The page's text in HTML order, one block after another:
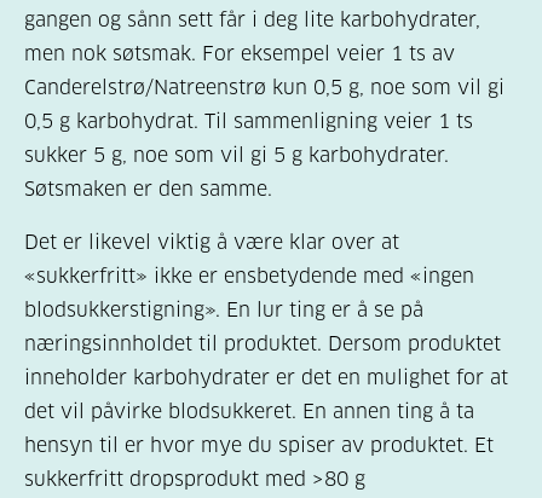
gangen og sånn sett får i deg lite karbohydrater,
men nok søtsmak. For eksempel veier 1 ts av
Canderelstrø/Natreenstrø kun 0,5 g, noe som vil gi
0,5 g karbohydrat. Til sammenligning veier 1 ts
sukker 5 g, noe som vil gi 5 g karbohydrater.
Søtsmaken er den samme.
Det er likevel viktig å være klar over at
«sukkerfritt» ikke er ensbetydende med «ingen
blodsukkerstigning». En lur ting er å se på
næringsinnholdet til produktet. Dersom produktet
inneholder karbohydrater er det en mulighet for at
det vil påvirke blodsukkeret. En annen ting å ta
hensyn til er hvor mye du spiser av produktet. Et
sukkerfritt dropsprodukt med >80 g